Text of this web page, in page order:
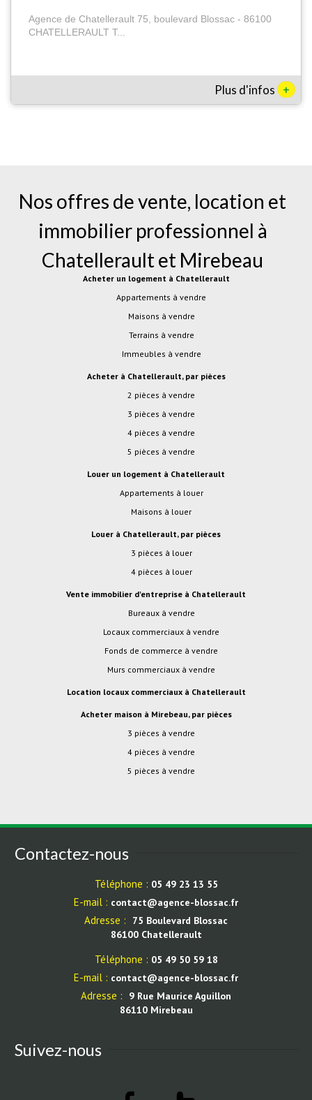
Agence de Chatellerault 75, boulevard Blossac - 86100
CHATELLERAULT T...
Plus d'infos +
Nos offres de vente, location et
immobilier professionnel à
Chatellerault et Mirebeau
Acheter un logement à Chatellerault
Appartements à vendre
Maisons à vendre
Terrains à vendre
Immeubles à vendre
Acheter à Chatellerault, par pièces
2 pièces à vendre
3 pièces à vendre
4 pièces à vendre
5 pièces à vendre
Louer un logement à Chatellerault
Appartements à louer
Maisons à louer
Louer à Chatellerault, par pièces
3 pièces à louer
4 pièces à louer
Vente immobilier d'entreprise à Chatellerault
Bureaux à vendre
Locaux commerciaux à vendre
Fonds de commerce à vendre
Murs commerciaux à vendre
Location locaux commerciaux à Chatellerault
Acheter maison à Mirebeau, par pièces
3 pièces à vendre
4 pièces à vendre
5 pièces à vendre
Contactez-nous
Téléphone : 05 49 23 13 55
E-mail : contact@agence-blossac.fr
Adresse :
75 Boulevard Blossac
86100 Chatellerault
Téléphone : 05 49 50 59 18
E-mail : contact@agence-blossac.fr
Adresse :
9 Rue Maurice Aguillon
86110 Mirebeau
Suivez-nous